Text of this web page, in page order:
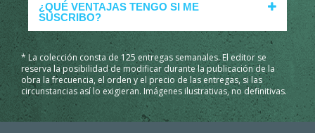
¿QUÉ VENTAJAS TENGO SI ME
SUSCRIBO?
* La colección consta de 125 entregas semanales. El editor se
reserva la posibilidad de modificar durante la publicación de la
obra la frecuencia, el orden y el precio de las entregas, si las
circunstancias así lo exigieran. Imágenes ilustrativas, no definitivas.